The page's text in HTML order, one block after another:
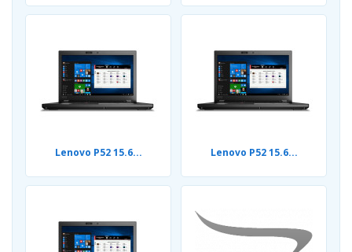
Lenovo P52 15.6... Lenovo P52 15.6...